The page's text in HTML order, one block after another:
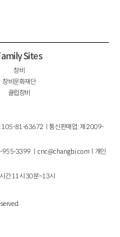
Sites
창비
창비문화재단
클럽창비
: 105-81-63672ㅣ통신판매업 : 제 2009-
955-3399 ㅣcnc@changbi.com ㅣ개인
간 11시 30분~13시